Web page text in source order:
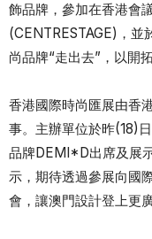
飾品牌，參加在香港會
(CENTRESTAGE)，並
尚品牌“走出去”，以開
香港國際時尚匯展由香
事。主辦單位於昨(18)
品牌DEMI*D出席及展
示，期待透過參展向國
會，讓澳門設計登上更